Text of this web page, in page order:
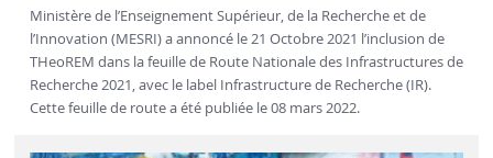
Ministère de l’Enseignement Supérieur, de la Recherche et de
l’Innovation (MESRI) a annoncé le 21 Octobre 2021 l’inclusion de
THeoREM dans la feuille de Route Nationale des Infrastructures de
Recherche 2021, avec le label Infrastructure de Recherche (IR).
Cette feuille de route a été publiée le 08 mars 2022.